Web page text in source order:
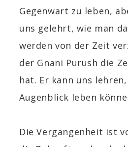
Gegenwart zu leben,
uns gelehrt, wie man
werden von der Zeit
der Gnani Purush die
hat. Er kann uns
Augenblick leben
Die Vergangenheit ist